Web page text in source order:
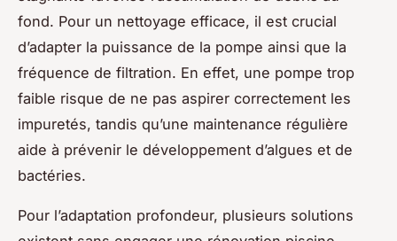
fond. Pour un nettoyage efficace, il est crucial
d’adapter la puissance de la pompe ainsi que la
fréquence de filtration. En effet, une pompe trop
faible risque de ne pas aspirer correctement les
impuretés, tandis qu’une maintenance régulière
aide à prévenir le développement d’algues et de
bactéries.
Pour l’adaptation profondeur, plusieurs solutions